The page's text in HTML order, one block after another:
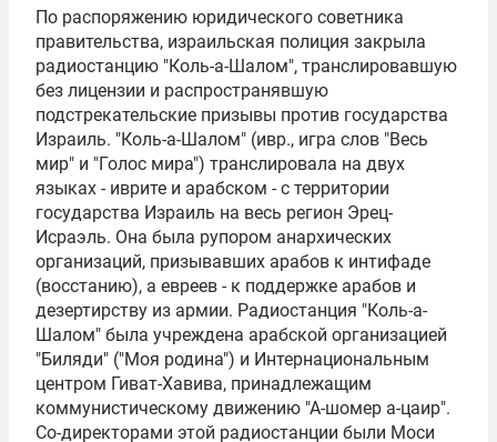
По распоряжению юридического советника
правительства, израильская полиция закрыла
радиостанцию "Коль-а-Шалом", транслировавшую
без лицензии и распространявшую
подстрекательские призывы против государства
Израиль. "Коль-а-Шалом" (ивр., игра слов "Весь
мир" и "Голос мира") транслировала на двух
языках - иврите и арабском - с территории
государства Израиль на весь регион Эрец-
Исраэль. Она была рупором анархических
организаций, призывавших арабов к интифаде
(восстанию), а евреев - к поддержке арабов и
дезертирству из армии. Радиостанция "Коль-а-
Шалом" была учреждена арабской организацией
"Биляди" ("Моя родина") и Интернациональным
центром Гиват-Хавива, принадлежащим
коммунистическому движению "А-шомер а-цаир".
Со-директорами этой радиостанции были Моси